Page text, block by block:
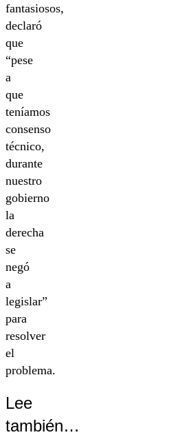
fantasiosos,
declaró
que
“pese
a
que
teníamos
consenso
técnico,
durante
nuestro
gobierno
la
derecha
se
negó
a
legislar”
para
resolver
el
problema.
Lee
también…